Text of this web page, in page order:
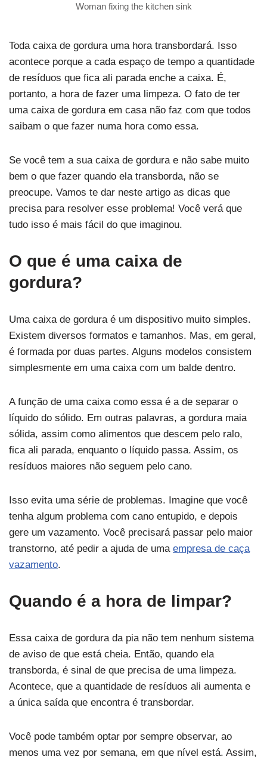
Woman fixing the kitchen sink
Toda caixa de gordura uma hora transbordará. Isso
acontece porque a cada espaço de tempo a quantidade
de resíduos que fica ali parada enche a caixa. É,
portanto, a hora de fazer uma limpeza. O fato de ter
uma caixa de gordura em casa não faz com que todos
saibam o que fazer numa hora como essa.
Se você tem a sua caixa de gordura e não sabe muito
bem o que fazer quando ela transborda, não se
preocupe. Vamos te dar neste artigo as dicas que
precisa para resolver esse problema! Você verá que
tudo isso é mais fácil do que imaginou.
O que é uma caixa de
gordura?
Uma caixa de gordura é um dispositivo muito simples.
Existem diversos formatos e tamanhos. Mas, em geral,
é formada por duas partes. Alguns modelos consistem
simplesmente em uma caixa com um balde dentro.
A função de uma caixa como essa é a de separar o
líquido do sólido. Em outras palavras, a gordura maia
sólida, assim como alimentos que descem pelo ralo,
fica ali parada, enquanto o líquido passa. Assim, os
resíduos maiores não seguem pelo cano.
Isso evita uma série de problemas. Imagine que você
tenha algum problema com cano entupido, e depois
gere um vazamento. Você precisará passar pelo maior
transtorno, até pedir a ajuda de uma empresa de caça
vazamento.
Quando é a hora de limpar?
Essa caixa de gordura da pia não tem nenhum sistema
de aviso de que está cheia. Então, quando ela
transborda, é sinal de que precisa de uma limpeza.
Acontece, que a quantidade de resíduos ali aumenta e
a única saída que encontra é transbordar.
Você pode também optar por sempre observar, ao
menos uma vez por semana, em que nível está. Assim,